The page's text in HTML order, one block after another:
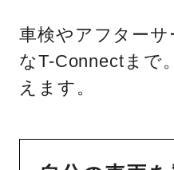
車検やアフターサ
なT-Connectまで
えます。